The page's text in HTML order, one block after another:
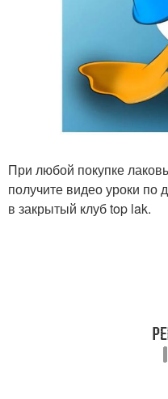
При любой покупке
получите видео уроки
в закрытый клуб top lak.